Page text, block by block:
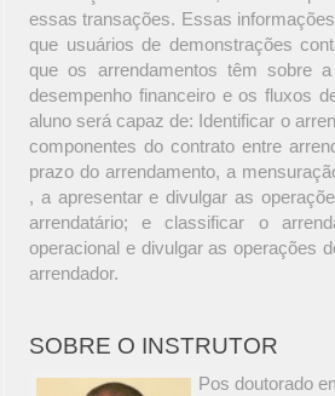
essas transações. Essas
que usuários de demonstrações
que os arrendamentos têm sobre
desempenho financeiro e os fluxos
aluno será capaz de: Identificar o
componentes do contrato entre
prazo do arrendamento, a
, a apresentar e divulgar as
arrendatário; e classificar o
operacional e divulgar as operações
arrendador.
SOBRE O INSTRUTOR
Pos doutorado